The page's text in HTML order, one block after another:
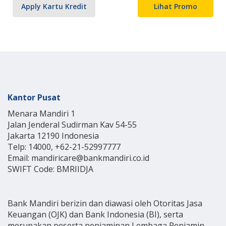
Apply Kartu Kredit Lihat Promo
Kantor Pusat
Menara Mandiri 1
Jalan Jenderal Sudirman Kav 54-55
Jakarta 12190 Indonesia
Telp: 14000, +62-21-52997777
Email: mandiricare@bankmandiri.co.id
SWIFT Code: BMRIIDJA
Bank Mandiri berizin dan diawasi oleh Otoritas Jasa
Keuangan (OJK) dan Bank Indonesia (BI), serta